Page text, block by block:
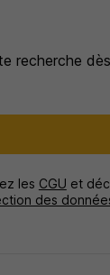
recherche
les CGU et
des